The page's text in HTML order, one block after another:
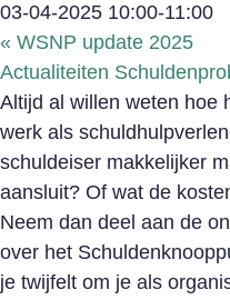
03-04-2025 10:00-11:00
« WSNP update 2025
Actualiteiten
Altijd al willen weten hoe
werk als
schuldeiser makkelijker
aansluit? Of wat de
Neem dan deel aan de
over het
je twijfelt om je als